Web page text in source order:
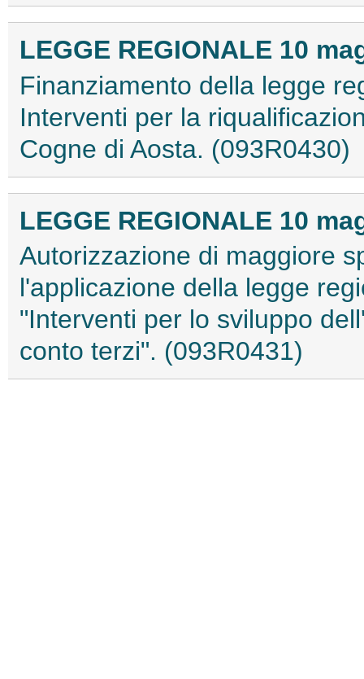
LEGGE REGIONALE 10
Finanziamento della legge
Interventi per la
Cogne di Aosta. (093R0430)
LEGGE REGIONALE 10
Autorizzazione di maggiore
l'applicazione della legge
"Interventi per lo sviluppo
conto terzi". (093R0431)